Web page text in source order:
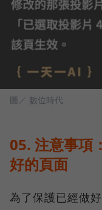
圖／ 數位時代
05. 注意事項
好的頁面
為了保護已經做